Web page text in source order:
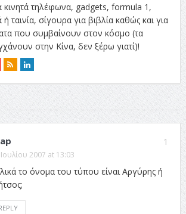
κινητά τηλέφωνα, gadgets, formula 1,
ή ταινία, σίγουρα για βιβλία καθώς και για
που συμβαίνουν στον κόσμο (τα
στην Κίνα, δεν ξέρω γιατί)!
1
2007 at 13:03
το όνομα του τύπου είναι Αργύρης ή